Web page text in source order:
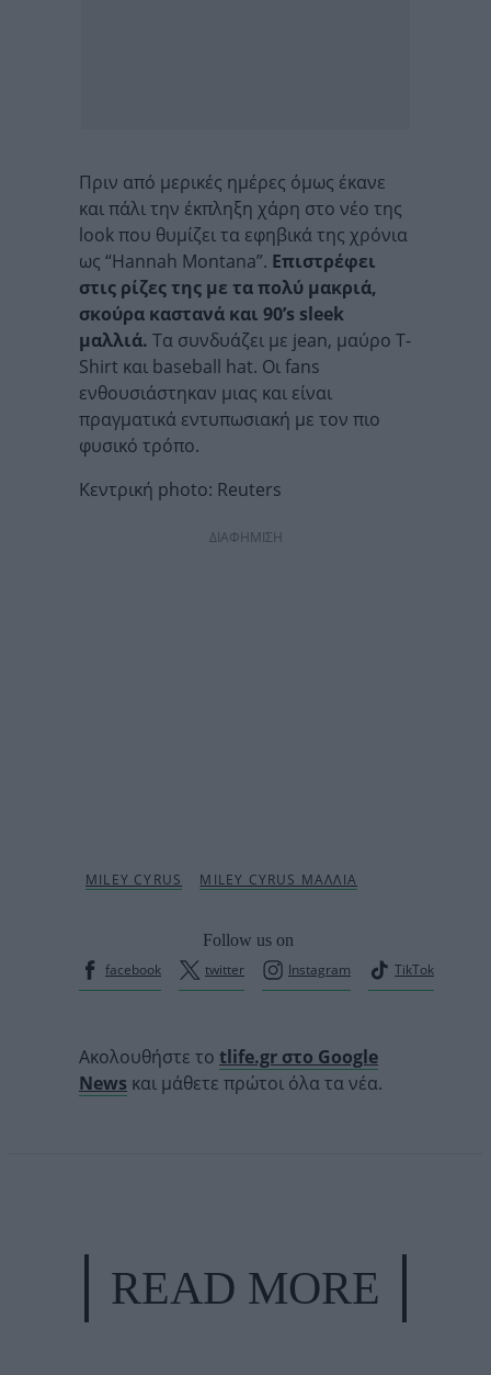
Πριν από μερικές ημέρες όμως έκανε
και πάλι την έκπληξη χάρη στο νέο της
look που θυμίζει τα εφηβικά της χρόνια
ως “Hannah Montana”. Επιστρέφει
στις ρίζες της με τα πολύ μακριά,
σκούρα καστανά και 90’s sleek
μαλλιά. Τα συνδυάζει με jean, μαύρο T-
Shirt και baseball hat. Οι fans
ενθουσιάστηκαν μιας και είναι
πραγματικά εντυπωσιακή με τον πιο
φυσικό τρόπο.
Κεντρική photo: Reuters
ΔΙΑΦΗΜΙΣΗ
Follow us on
facebook
twitter Instagram TikTok
Ακολουθήστε το tlife.gr στο Google
News και μάθετε πρώτοι όλα τα νέα.
READ MORE